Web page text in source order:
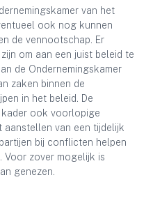
van het
ook nog kunnen
de vennootschap. Er
om aan een juist beleid te
de Ondernemingskamer
zaken binnen de
in het beleid. De
kader ook voorlopige
van een tijdelijk
bij conflicten helpen
Voor zover mogelijk is
genezen.